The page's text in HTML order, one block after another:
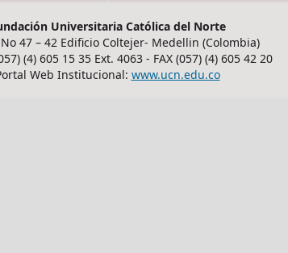
Universitaria Católica del Norte
47 – 42 Edificio Coltejer- Medellin (Colombia)
(4) 605 15 35 Ext. 4063 - FAX (057) (4) 605 42 20
Web Institucional: www.ucn.edu.co